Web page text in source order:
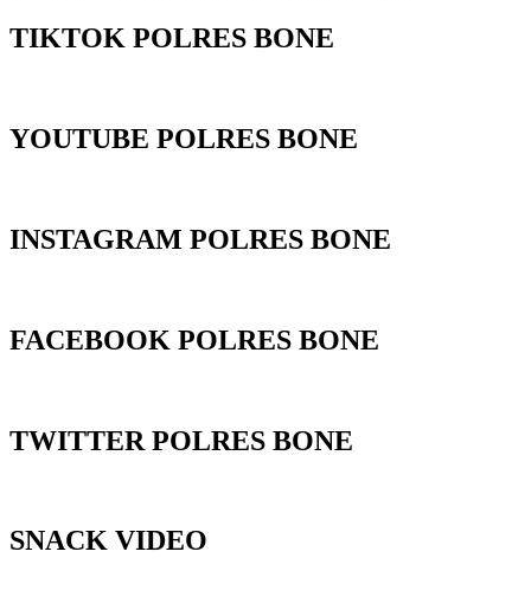
TIKTOK POLRES BONE
YOUTUBE POLRES BONE
INSTAGRAM POLRES BONE
FACEBOOK POLRES BONE
TWITTER POLRES BONE
SNACK VIDEO